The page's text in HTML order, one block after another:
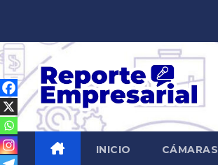
contenido
INICIO CÁMARAS